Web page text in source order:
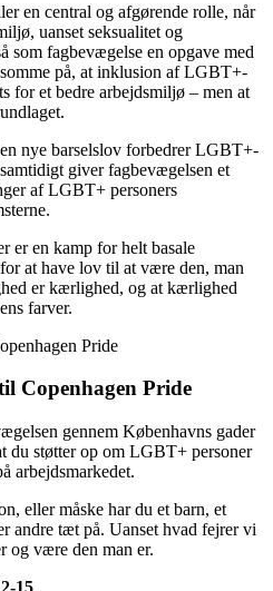
en central og afgørende rolle, når
uanset seksualitet og
som fagbevægelse en opgave med
på, at inklusion af LGBT+-
for et bedre arbejdsmiljø – men at
nye barselslov forbedrer LGBT+-
giver fagbevægelsen et
af LGBT+ personers
er en kamp for helt basale
at have lov til at være den, man
er kærlighed, og at kærlighed
farver.
Copenhagen Pride
gennem Københavns gader
du støtter op om LGBT+ personer
arbejdsmarkedet.
eller måske har du et barn, et
andre tæt på. Uanset hvad fejrer vi
og være den man er.
15